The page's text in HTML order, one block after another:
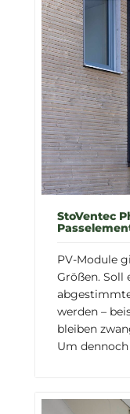
StoVentec
PV-Module
Größen. Soll
werden –
bleiben
Um